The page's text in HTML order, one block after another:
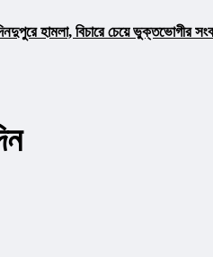
হামলা, বিচারে চেয়ে ভুক্তভোগীর